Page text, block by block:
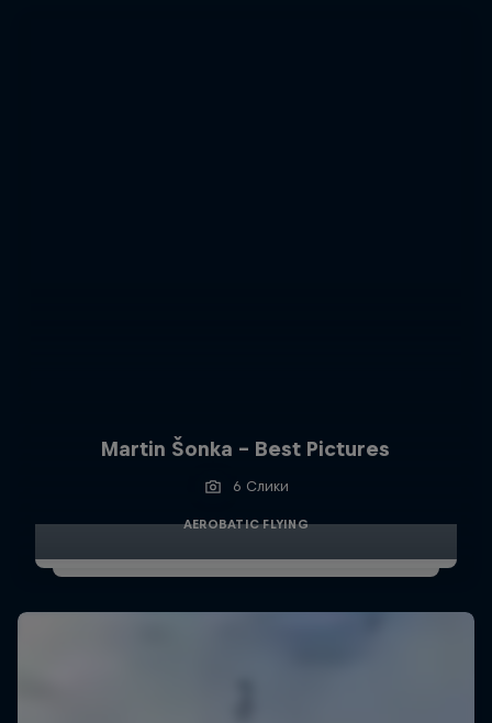
Martin Šonka - Best Pictures
6 Слики
AEROBATIC FLYING